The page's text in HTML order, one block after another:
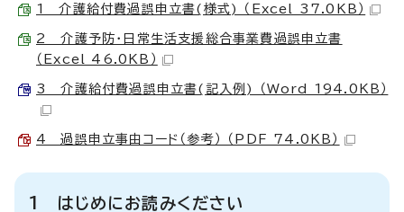
1 介護給付費過誤申立書(様式) （Excel 37.0KB）
2 介護予防・日常生活支援総合事業費過誤申立書
（Excel 46.0KB）
3 介護給付費過誤申立書(記入例) （Word 194.0KB）
4 過誤申立事由コード（参考） （PDF 74.0KB）
1 はじめにお読みください